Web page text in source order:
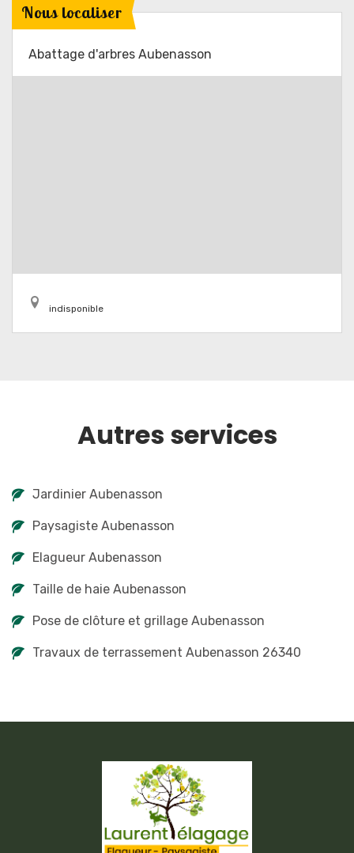
Nous localiser
Abattage d'arbres Aubenasson
indisponible
Autres services
Jardinier Aubenasson
Paysagiste Aubenasson
Elagueur Aubenasson
Taille de haie Aubenasson
Pose de clôture et grillage Aubenasson
Travaux de terrassement Aubenasson 26340